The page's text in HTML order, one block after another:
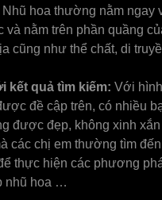
Nhũ hoa thường nằm ngay
và nằm trên phần quầng
cũng như thể chất, di
kết quả tìm kiếm: Với
đề cập trên, có nhiều
được đẹp, không xinh
các chị em thường tìm
thực hiện các phương
nhũ hoa …